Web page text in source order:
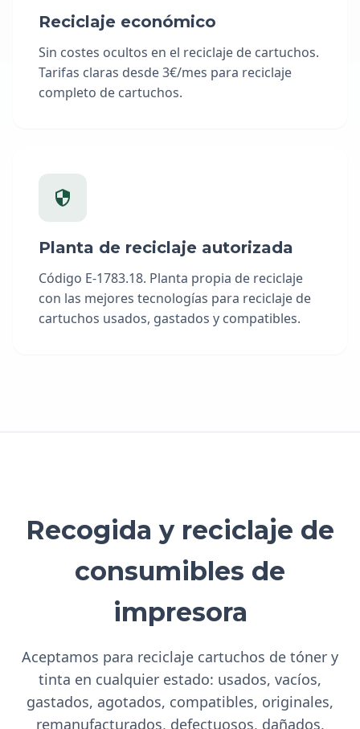
Reciclaje económico
Sin costes ocultos en el reciclaje de cartuchos.
Tarifas claras desde 3€/mes para reciclaje
completo de cartuchos.
Planta de reciclaje autorizada
Código E-1783.18. Planta propia de reciclaje
con las mejores tecnologías para reciclaje de
cartuchos usados, gastados y compatibles.
Recogida y reciclaje de
consumibles de
impresora
Aceptamos para reciclaje cartuchos de tóner y
tinta en cualquier estado: usados, vacíos,
gastados, agotados, compatibles, originales,
remanufacturados, defectuosos, dañados,